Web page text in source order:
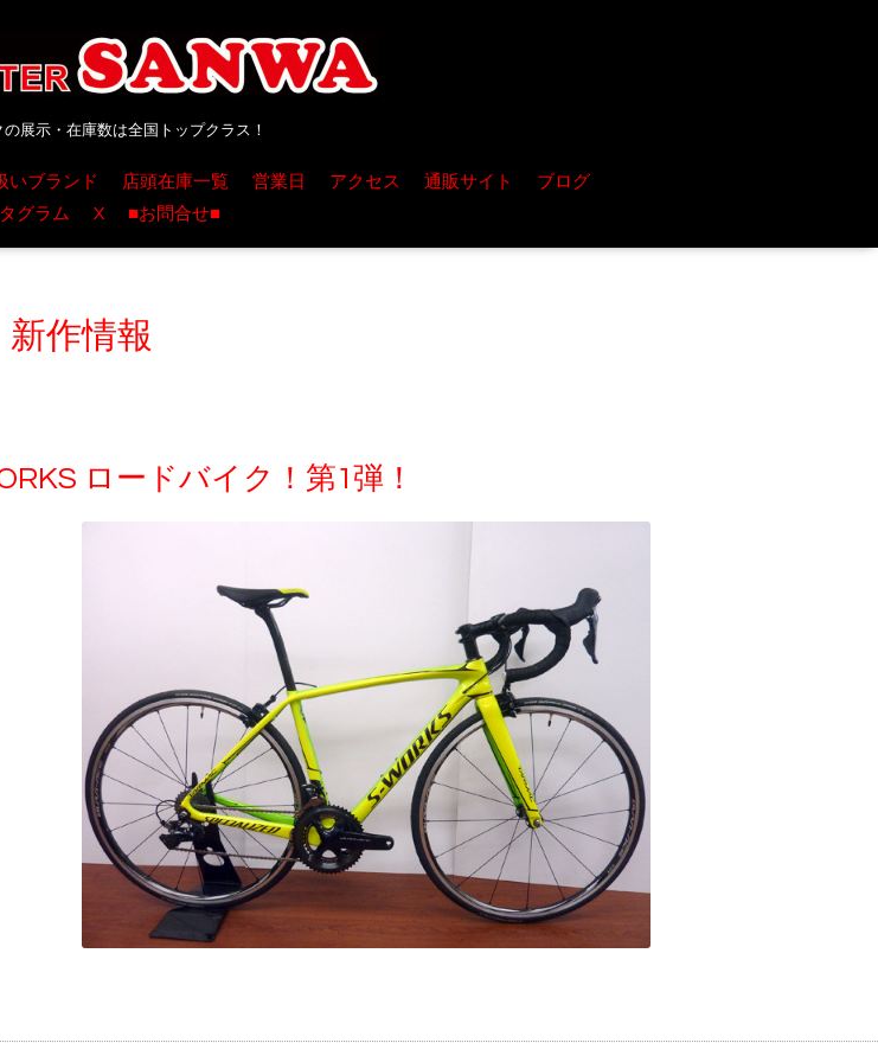
展示・在庫数は全国トップクラス！
いブランド 店頭在庫一覧 営業日 アクセス 通販サイト
ブログ
グラム
X ■お問合せ■
新作情報
ロードバイク！第1弾！